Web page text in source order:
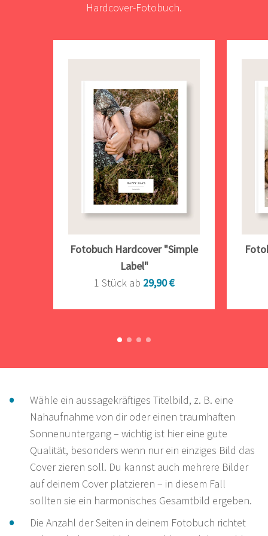
Hardcover-Fotobuch.
Fotobuch Hardcover "Simple
Label"
1 Stück ab 29,90 €
Wähle ein aussagekräftiges Titelbild, z. B. eine
Nahaufnahme von dir oder einen traumhaften
Sonnenuntergang – wichtig ist hier eine gute
Qualität, besonders wenn nur ein einziges Bild das
Cover zieren soll. Du kannst auch mehrere Bilder
auf deinem Cover platzieren – in diesem Fall
sollten sie ein harmonisches Gesamtbild ergeben.
Die Anzahl der Seiten in deinem Fotobuch richtet